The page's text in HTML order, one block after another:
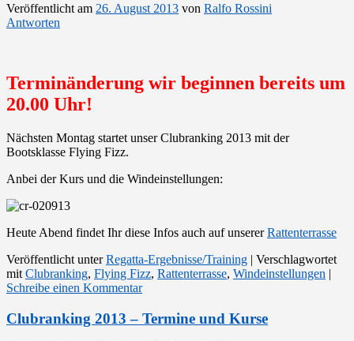
Veröffentlicht am 26. August 2013 von Ralfo Rossini
Antworten
Terminänderung wir beginnen bereits um
20.00 Uhr!
Nächsten Montag startet unser Clubranking 2013 mit der
Bootsklasse Flying Fizz.
Anbei der Kurs und die Windeinstellungen:
Heute Abend findet Ihr diese Infos auch auf unsererRattenterrasse
Veröffentlicht unter Regatta-Ergebnisse/Training | Verschlagwortet
mit Clubranking, Flying Fizz, Rattenterrasse, Windeinstellungen |
Schreibe einen Kommentar
Clubranking 2013 – Termine und Kurse